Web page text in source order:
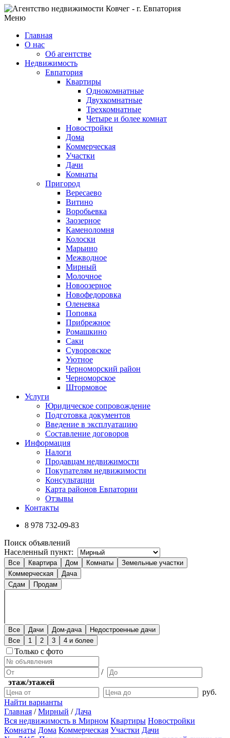
Меню
Главная
О нас
Об агентстве
Недвижимость
Евпатория
Квартиры
Однокомнатные
Двухкомнатные
Трехкомнатные
Четыре и более комнат
Новостройки
Дома
Коммерческая
Участки
Дачи
Комнаты
Пригород
Вересаево
Витино
Воробьевка
Заозерное
Каменоломня
Колоски
Марьино
Межводное
Мирный
Молочное
Новоозерное
Новофедоровка
Оленевка
Поповка
Прибрежное
Ромашкино
Саки
Суворовское
Уютное
Черноморский район
Черноморское
Штормовое
Услуги
Юридическое сопровождение
Подготовка документов
Введение в эксплуатацию
Составление договоров
Информация
Налоги
Продавцам недвижимости
Покупателям недвижимости
Консультации
Карта районов Евпатории
Отзывы
Контакты
8 978 732-09-83
Поиск объявлений
Населенный пункт:
Все Квартира Дом Комнаты
Земельные участки
Коммерческая
Дача
Сдам
Продам
Все Дачи Дом-дача
Недостроенные дачи
Все
1 2 3 4 и более
Только с фото
/
этаж/этажей
руб.
Найти варианты
Главная /Мирный / Дача
Вся недвижимость в Мирном Квартиры Новостройки
Комнаты Дома Коммерческая Участки Дачи